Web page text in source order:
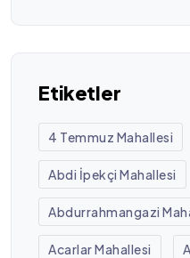
Etiketler
4 Temmuz Mahallesi
Abdi İpekçi Mahallesi
Abdurrahmangazi
Acarlar Mahallesi